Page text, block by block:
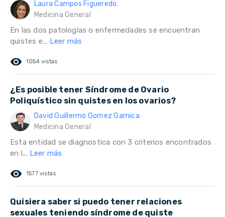
Laura Campos Figueredo.
Medicina General
En las dos patologías o enfermedades se encuentran
quistes e... Leer más
remove_red_eye 1054 vistas
¿Es posible tener Síndrome de Ovario
Poliquístico sin quistes en los ovarios?
David Guillermo Gomez Garnica
Medicina General
Esta entidad se diagnostica con 3 criterios encontrados
en l... Leer más
remove_red_eye 1577 vistas
Quisiera saber si puedo tener relaciones
sexuales teniendo síndrome de quiste